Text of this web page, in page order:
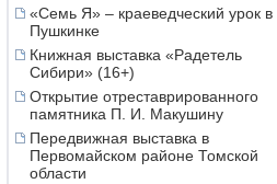
«Семь Я» – краеведческий урок в
Пушкинке
Книжная выставка «Радетель
Сибири» (16+)
Открытие отреставрированного
памятника П. И. Макушину
Передвижная выставка в
Первомайском районе Томской
области